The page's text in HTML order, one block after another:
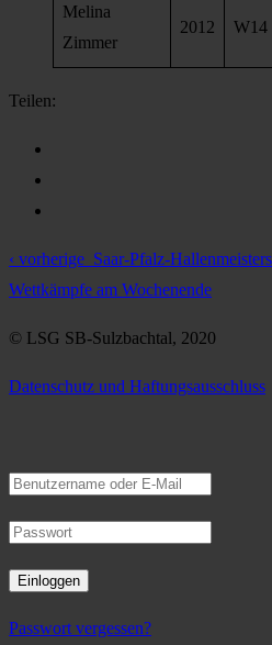
Melina
Zimmer
2012 W14
Teilen:
‹ vorherige Saar-Pfalz-
Wettkämpfe am Wochenende
© LSG SB-Sulzbachtal, 2020
Datenschutz und Haftungsausschluss
Passwort vergessen?